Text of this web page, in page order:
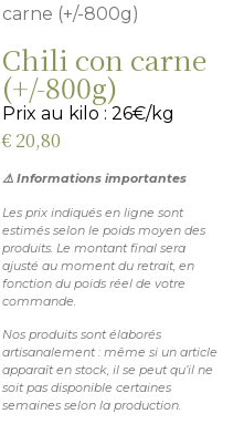
carne (+/-800g)
Chili con carne
(+/-800g)
Prix au kilo : 26€/kg
€20,80
⚠️ Informations importantes
Les prix indiqués en ligne sont
estimés selon le poids moyen des
produits. Le montant final sera
ajusté au moment du retrait, en
fonction du poids réel de votre
commande.
Nos produits sont élaborés
artisanalement : même si un article
apparaît en stock, il se peut qu’il ne
soit pas disponible certaines
semaines selon la production.